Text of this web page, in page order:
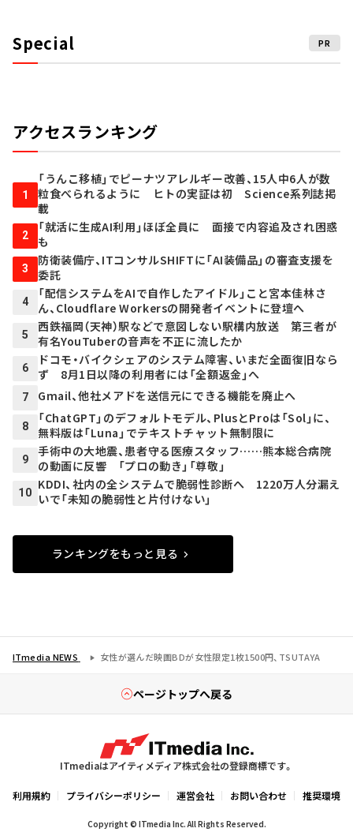
Special PR
アクセスランキング
1
「うんこ移植」でピーナツアレルギー改善、15人中6人が数
粒食べられるように ヒトの実証は初 Science系列誌掲
載
2
「就活に生成AI利用」ほぼ全員に 面接で内容追及され困惑
も
3
防衛装備庁、ITコンサルSHIFTに「AI装備品」の審査支援を
委託
4
「配信システムをAIで自作したアイドル」こと宮本佳林さ
ん、Cloudflare Workersの開発者イベントに登壇へ
5
西鉄福岡（天神）駅などで意図しない駅構内放送 第三者が
有名YouTuberの音声を不正に流したか
6
ドコモ・バイクシェアのシステム障害、いまだ全面復旧なら
ず 8月1日以降の利用者には「全額返金」へ
7 Gmail、他社メアドを送信元にできる機能を廃止へ
8
「ChatGPT」のデフォルトモデル、PlusとProは「Sol」に、
無料版は「Luna」でテキストチャット無制限に
9
手術中の大地震、患者守る医療スタッフ……熊本総合病院
の動画に反響 「プロの動き」「尊敬」
10
KDDI、社内の全システムで脆弱性診断へ 1220万人分漏え
いで「未知の脆弱性と片付けない」
ランキングをもっと見る
ITmedia NEWS 女性が選んだ映画BDが女性限定1枚1500円、TSUTAYA
ページトップへ戻る
ITmediaはアイティメディア株式会社の登録商標です。
利用規約 プライバシーポリシー 運営会社 お問い合わせ 推奨環境
Copyright © ITmedia Inc. All Rights Reserved.